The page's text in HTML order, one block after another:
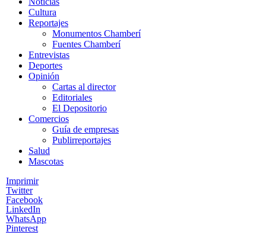
Cultura
Reportajes
Monumentos Chamberí
Fuentes Chamberí
Entrevistas
Deportes
Opinión
Cartas al director
Editoriales
El Depositorio
Comercios
Guía de empresas
Publirreportajes
Salud
Mascotas
Imprimir
Twitter
Facebook
LinkedIn
WhatsApp
Pinterest